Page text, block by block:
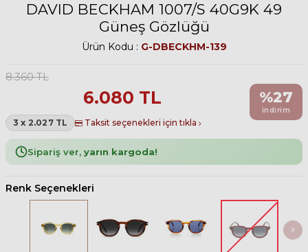
DAVID BECKHAM 1007/S 40G9K 49
Güneş Gözlüğü
Ürün Kodu : G-DBECKHM-139
8.360TL
6.080 TL
3 x 2.027 TL Taksit seçenekleri için tıkla
%27
indirim
Sipariş ver, yarın kargoda!
Renk Seçenekleri